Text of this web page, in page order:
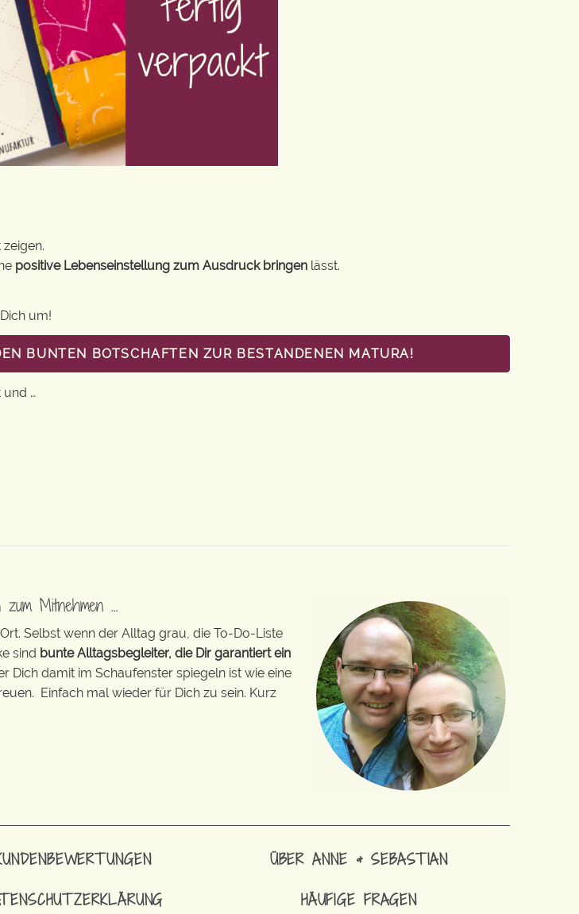
positive Lebenseinstellung zum Ausdruck bringen lässt.
um!
BUNTEN BOTSCHAFTEN ZUR BESTANDENEN MATURA!
und …
Mitnehmen …
Selbst wenn der Alltag grau, die To-Do-Liste
sind bunte Alltagsbegleiter, die Dir garantiert ein
Dich damit im Schaufenster spiegeln ist wie eine
Einfach mal wieder für Dich zu sein. Kurz
ÜBER ANNE & SEBASTIAN
HÄUFIGE FRAGEN